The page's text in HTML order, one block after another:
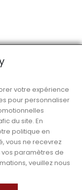
votre expérience
pour personnaliser
du site. En
politique en
vous ne recevrez
paramètres de
veuillez nous